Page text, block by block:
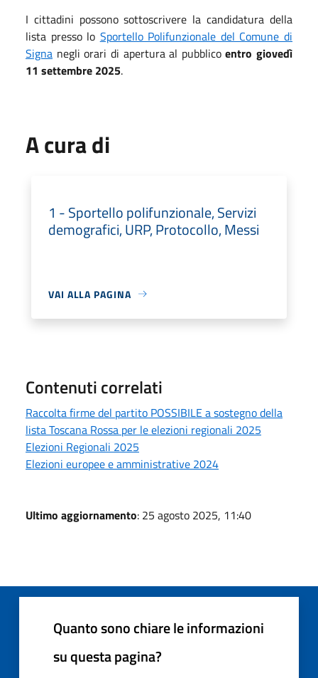
I cittadini possono sottoscrivere la candidatura della
lista presso lo Sportello Polifunzionale del Comune di
Signa negli orari di apertura al pubblicoentro giovedì
11 settembre 2025.
A cura di
1 - Sportello polifunzionale, Servizi
demografici, URP, Protocollo, Messi
VAI ALLA PAGINA
Contenuti correlati
Raccolta firme del partito POSSIBILE a sostegno della
lista Toscana Rossa per le elezioni regionali 2025
Elezioni Regionali 2025
Elezioni europee e amministrative 2024
Ultimo aggiornamento: 25 agosto 2025, 11:40
Quanto sono chiare le informazioni
su questa pagina?